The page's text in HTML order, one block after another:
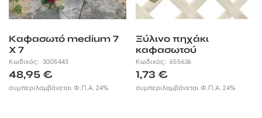
Καφασωτό medium 7
X 7
Κωδικός: 3005443
48,95€
συμπεριλαμβάνεται Φ.Π.Α. 24%
Ξύλινο πηχάκι
καφασωτού
Κωδικός:655636
1,73€
συμπεριλαμβάνεται Φ.Π.Α. 24%